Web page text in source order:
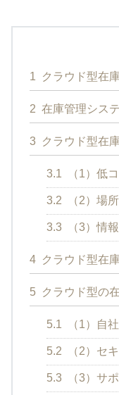
1 クラウド型在
2 在庫管理シス
3 クラウド型在
3.1 （1）低
3.2 （2）場
3.3 （3）情
4 クラウド型在
5 クラウド型の
5.1 （1）自
5.2 （2）セ
5.3 （3）サ